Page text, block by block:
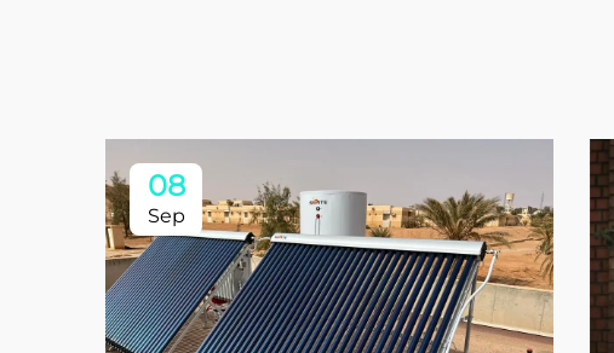
08
Sep